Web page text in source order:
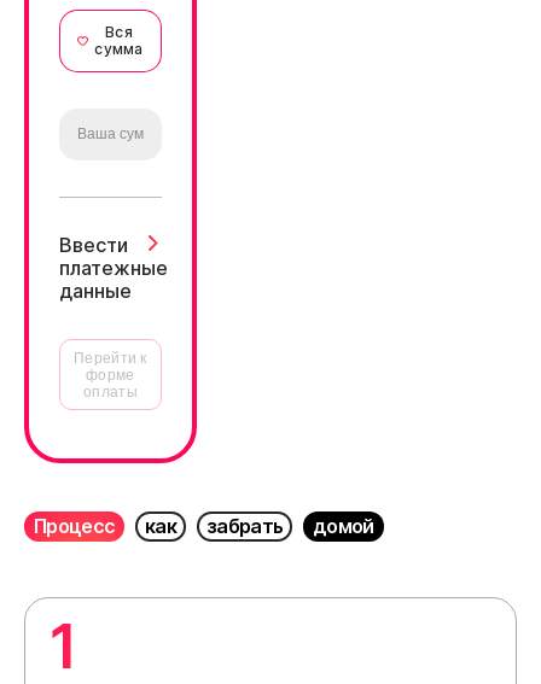
Вся
сумма
Ввести
платежные
данные
Перейти к
форме
оплаты
Процесс как забрать домой
1